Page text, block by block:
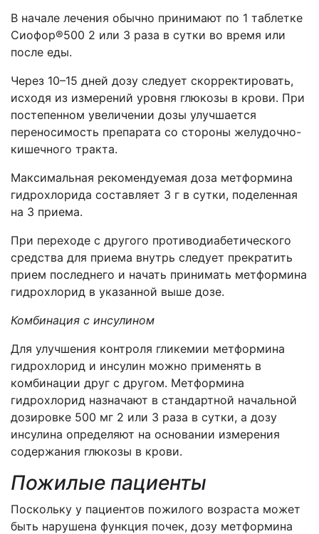
В начале лечения обычно принимают по 1 таблетке
Сиофор®500 2 или 3 раза в сутки во время или
после еды.
Через 10–15 дней дозу следует скорректировать,
исходя из измерений уровня глюкозы в крови. При
постепенном увеличении дозы улучшается
переносимость препарата со стороны желудочно-
кишечного тракта.
Максимальная рекомендуемая доза метформина
гидрохлорида составляет 3 г в сутки, поделенная
на 3 приема.
При переходе с другого противодиабетического
средства для приема внутрь следует прекратить
прием последнего и начать принимать метформина
гидрохлорид в указанной выше дозе.
Комбинация с инсулином
Для улучшения контроля гликемии метформина
гидрохлорид и инсулин можно применять в
комбинации друг с другом. Метформина
гидрохлорид назначают в стандартной начальной
дозировке 500 мг 2 или 3 раза в сутки, а дозу
инсулина определяют на основании измерения
содержания глюкозы в крови.
Пожилые пациенты
Поскольку у пациентов пожилого возраста может
быть нарушена функция почек, дозу метформина